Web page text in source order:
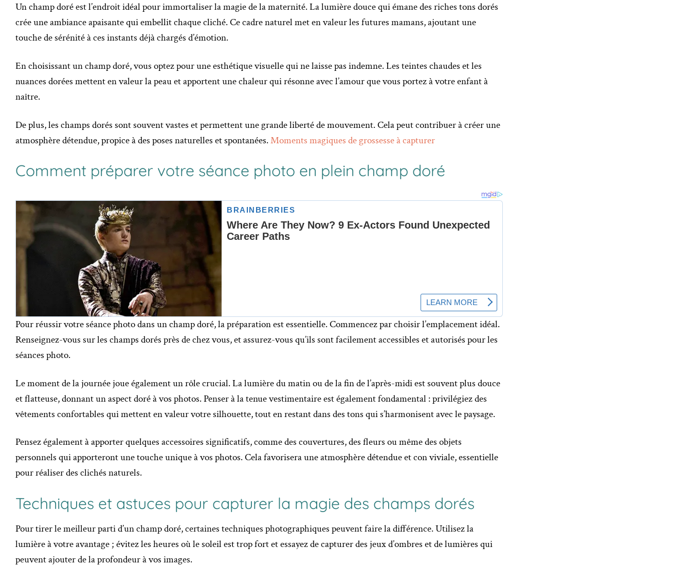
Un champ doré est l’endroit idéal pour immortaliser la magie de la maternité. La lumière douce qui émane des riches tons dorés
crée une ambiance apaisante qui embellit chaque cliché. Ce cadre naturel met en valeur les futures mamans, ajoutant une
touche de sérénité à ces instants déjà chargés d’émotion.
En choisissant un champ doré, vous optez pour une esthétique visuelle qui ne laisse pas indemne. Les teintes chaudes et les
nuances dorées mettent en valeur la peau et apportent une chaleur qui résonne avec l’amour que vous portez à votre enfant à
naître.
De plus, les champs dorés sont souvent vastes et permettent une grande liberté de mouvement. Cela peut contribuer à créer une
atmosphère détendue, propice à des poses naturelles et spontanées.Moments magiques de grossesse à capturer
Comment préparer votre séance photo en plein champ doré
Pour réussir votre séance photo dans un champ doré, la préparation est essentielle. Commencez par choisir l’emplacement idéal.
Renseignez-vous sur les champs dorés près de chez vous, et assurez-vous qu’ils sont facilement accessibles et autorisés pour les
séances photo.
Le moment de la journée joue également un rôle crucial. La lumière du matin ou de la fin de l’après-midi est souvent plus douce
et flatteuse, donnant un aspect doré à vos photos. Penser à la tenue vestimentaire est également fondamental : privilégiez des
vêtements confortables qui mettent en valeur votre silhouette, tout en restant dans des tons qui s’harmonisent avec le paysage.
Pensez également à apporter quelques accessoires significatifs, comme des couvertures, des fleurs ou même des objets
personnels qui apporteront une touche unique à vos photos. Cela favorisera une atmosphère détendue et con viviale, essentielle
pour réaliser des clichés naturels.
Techniques et astuces pour capturer la magie des champs dorés
Pour tirer le meilleur parti d’un champ doré, certaines techniques photographiques peuvent faire la différence. Utilisez la
lumière à votre avantage ; évitez les heures où le soleil est trop fort et essayez de capturer des jeux d’ombres et de lumières qui
peuvent ajouter de la profondeur à vos images.